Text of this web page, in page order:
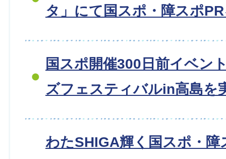
タ」にて国スポ・障スポ
国スポ開催300日前イベン
ズフェスティバルin高島を
わたSHIGA輝く国スポ・障